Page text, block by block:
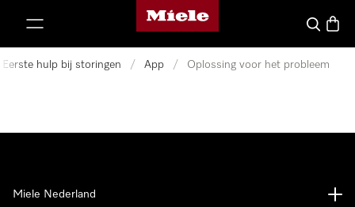
Homepage van Miele
Wat zoek
Eerste hulp bij storingen / App / Oplossing voor het probleem
Miele Nederland